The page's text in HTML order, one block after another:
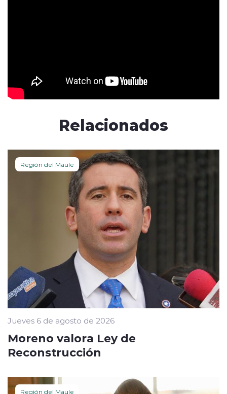
Relacionados
Región del Maule
Jueves 6 de agosto de 2026
Moreno valora Ley de
Reconstrucción
Región del Maule